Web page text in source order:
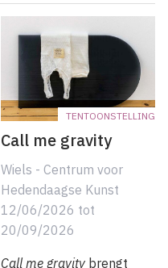
TENTOONSTELLING
Call me gravity
Wiels - Centrum voor
Hedendaagse Kunst
12/06/2026 tot
20/09/2026
Call me gravity brengt